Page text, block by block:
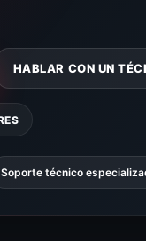
HABLAR CON UN
Soporte técnico